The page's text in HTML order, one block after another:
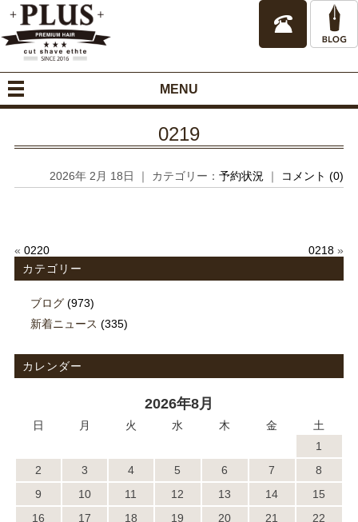
MENU
0219
2026年 2月 18日 ｜ カテゴリー：予約状況 ｜ コメント (0)
« 0220 0218 »
カテゴリー
ブログ(973)
新着ニュース (335)
カレンダー
2026年8月
日 月 火 水 木 金
土
1
2
3 4 5 6 7
8
9
10 11 12 13 14
15
16
17 18 19 20 21
22